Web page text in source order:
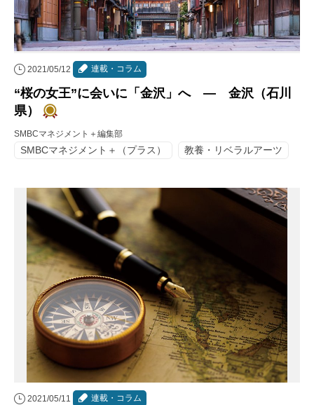
2021/05/12 連載・コラム
“桜の女王”に会いに「金沢」へ ― 金沢（石川
県）
SMBCマネジメント＋編集部
SMBCマネジメント＋（プラス） 教養・リベラルアーツ
2021/05/11 連載・コラム